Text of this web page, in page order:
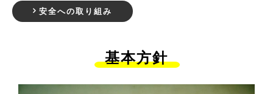
必見！フィンガージョイント
安全への取り組み
基本方針